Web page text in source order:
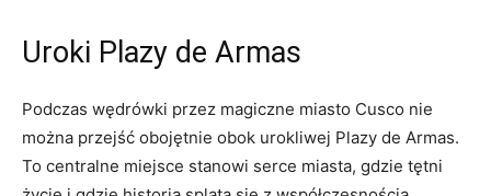
Uroki Plazy de ⁣Armas
Podczas⁢ wędrówki przez magiczne⁤ miasto Cusco nie
można przejść obojętnie obok urokliwej​ Plazy de⁣ Armas.
To centralne ‌miejsce stanowi ‍serce miasta, gdzie tętni